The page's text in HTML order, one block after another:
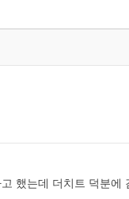
했는데 더치트 덕분